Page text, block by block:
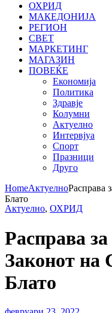
ОХРИД
МАКЕДОНИЈА
РЕГИОН
СВЕТ
МАРКЕТИНГ
МАГАЗИН
ПОВЕЌЕ
Економија
Политика
Здравје
Колумни
Актуелно
Интервјуа
Спорт
Празници
Друго
HomeАктуелноРасправа
Блато
Актуелно, ОХРИД
Расправа
Законот на
Блато